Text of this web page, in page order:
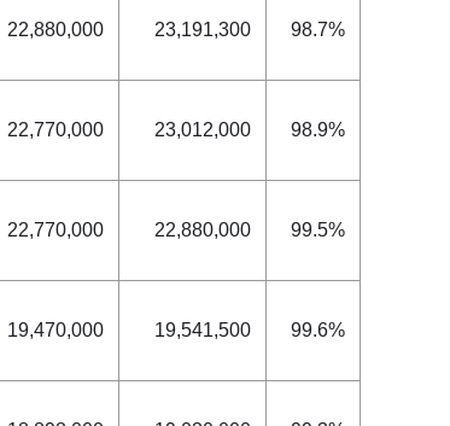
22,880,000 23,191,300 98.7%
22,770,000 23,012,000 98.9%
22,770,000 22,880,000 99.5%
19,470,000 19,541,500 99.6%